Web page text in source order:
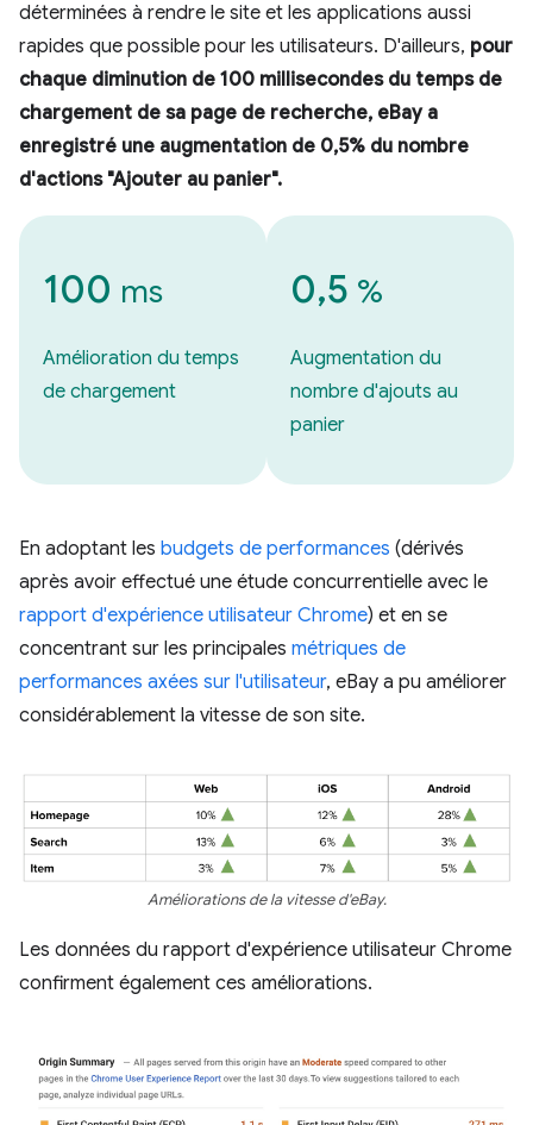
déterminées à rendre le site et les applications aussi
rapides que possible pour les utilisateurs. D'ailleurs, pour
chaque diminution de 100 millisecondes du temps de
chargement de sa page de recherche, eBay a
enregistré une augmentation de 0,5% du nombre
d'actions "Ajouter au panier".
100 ms
Amélioration du temps
de chargement
0,5 %
Augmentation du
nombre d'ajouts au
panier
En adoptant les budgets de performances (dérivés
après avoir effectué une étude concurrentielle avec le
rapport d'expérience utilisateur Chrome) et en se
concentrant sur les principales métriques de
performances axées sur l'utilisateur, eBay a pu améliorer
considérablement la vitesse de son site.
Améliorations de la vitesse d'eBay.
Les données du rapport d'expérience utilisateur Chrome
confirment également ces améliorations.